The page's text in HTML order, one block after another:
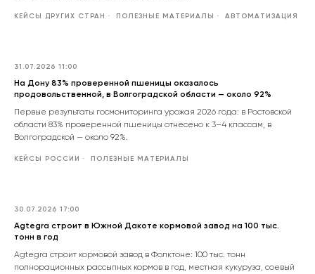
КЕЙСЫ ДРУГИХ СТРАН ПОЛЕЗНЫЕ МАТЕРИАЛЫ АВТОМАТИЗАЦИЯ
31.07.2026 11:00
На Дону 83% проверенной пшеницы оказалось
продовольственной, в Волгоградской области — около 92%
Первые результаты госмониторинга урожая 2026 года: в Ростовской
области 83% проверенной пшеницы отнесено к 3–4 классам, в
Волгоградской — около 92%.
КЕЙСЫ РОССИИ ПОЛЕЗНЫЕ МАТЕРИАЛЫ
30.07.2026 17:00
Agtegra строит в Южной Дакоте кормовой завод на 100 тыс.
тонн в год
Agtegra строит кормовой завод в Фолктоне: 100 тыс. тонн
полнорационных рассыпных кормов в год, местная кукуруза, соевый